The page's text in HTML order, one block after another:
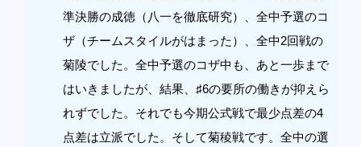
準決勝の成徳（八一を徹底研究）、全中予選のコ
ザ（チームスタイルがはまった）、全中2回戦の
菊陵でした。全中予選のコザ中も、あと一歩まで
はいきましたが、結果、♯6の要所の働きが抑えら
れずでした。それでも今期公式戦で最少点差の4
点差は立派でした。そして菊稜戦です。全中の選